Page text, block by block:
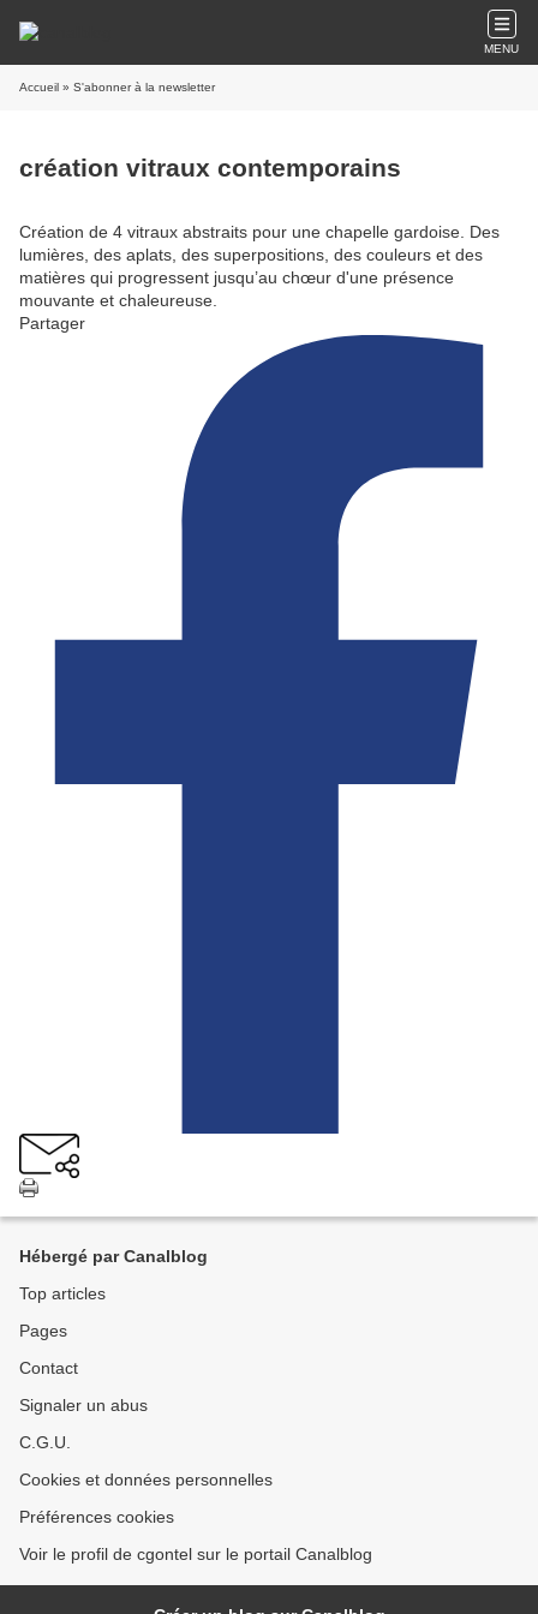
MENU
Accueil » S'abonner à la newsletter
création vitraux contemporains
Création de 4 vitraux abstraits pour une chapelle gardoise. Des
lumières, des aplats, des superpositions, des couleurs et des
matières qui progressent jusqu’au chœur d'une présence
mouvante et chaleureuse.
Partager
Hébergé par Canalblog
Top articles
Pages
Contact
Signaler un abus
C.G.U.
Cookies et données personnelles
Préférences cookies
Voir le profil de cgontel sur le portail Canalblog